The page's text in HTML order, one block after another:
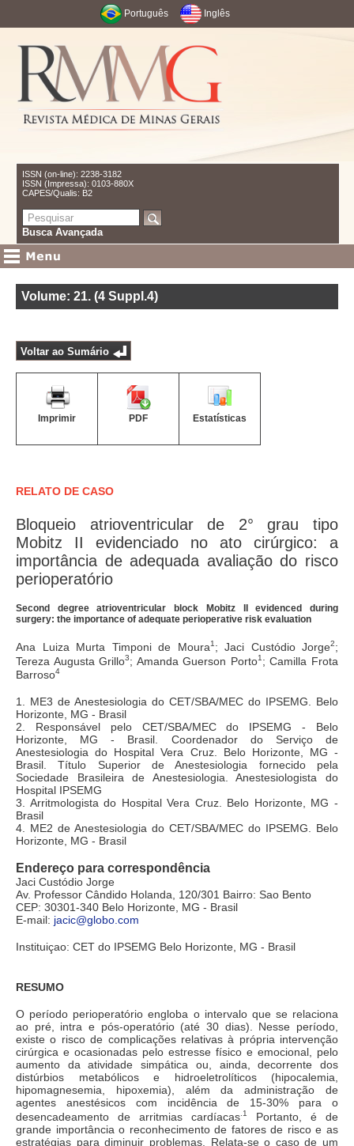
Português Inglês
ISSN (on-line): 2238-3182
ISSN (Impressa): 0103-880X
CAPES/Qualis: B2
Busca Avançada
Volume: 21. (4 Suppl.4)
Voltar ao Sumário
Imprimir PDF Estatísticas
RELATO DE CASO
Bloqueio atrioventricular de 2° grau tipo
Mobitz II evidenciado no ato cirúrgico: a
importância de adequada avaliação do risco
perioperatório
Second degree atrioventricular block Mobitz II evidenced during
surgery: the importance of adequate perioperative risk evaluation
Ana Luiza Murta Timponi de Moura1 ; Jaci Custódio Jorge2;
Tereza Augusta Grillo3; Amanda Guerson Porto1 ; Camilla Frota
Barroso4
1. ME3 de Anestesiologia do CET/SBA/MEC do IPSEMG. Belo
Horizonte, MG - Brasil
2. Responsável pelo CET/SBA/MEC do IPSEMG - Belo
Horizonte, MG - Brasil. Coordenador do Serviço de
Anestesiologia do Hospital Vera Cruz. Belo Horizonte, MG -
Brasil. Título Superior de Anestesiologia fornecido pela
Sociedade Brasileira de Anestesiologia. Anestesiologista do
Hospital IPSEMG
3. Arritmologista do Hospital Vera Cruz. Belo Horizonte, MG -
Brasil
4. ME2 de Anestesiologia do CET/SBA/MEC do IPSEMG. Belo
Horizonte, MG - Brasil
Endereço para correspondência
Jaci Custódio Jorge
Av. Professor Cândido Holanda, 120/301 Bairro: Sao Bento
CEP: 30301-340 Belo Horizonte, MG - Brasil
E-mail: jacic@globo.com
Instituiçao: CET do IPSEMG Belo Horizonte, MG - Brasil
RESUMO
O período perioperatório engloba o intervalo que se relaciona
ao pré, intra e pós-operatório (até 30 dias). Nesse período,
existe o risco de complicações relativas à própria intervenção
cirúrgica e ocasionadas pelo estresse físico e emocional, pelo
aumento da atividade simpática ou, ainda, decorrente dos
distúrbios metabólicos e hidroeletrolíticos (hipocalemia,
hipomagnesemia, hipoxemia), além da administração de
agentes anestésicos com incidência de 15-30% para o
desencadeamento de arritmias cardíacas .1
Portanto, é de
grande importância o reconhecimento de fatores de risco e as
estratégias para diminuir problemas. Relata-se o caso de um